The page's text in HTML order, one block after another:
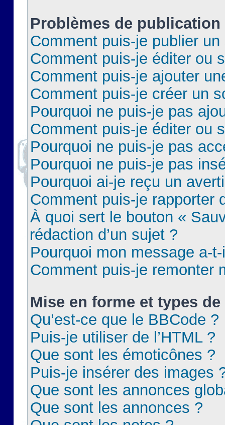
Problèmes de publication
Comment puis-je publier
Comment puis-je éditer ou
Comment puis-je ajouter
Comment puis-je créer un
Pourquoi ne puis-je pas
Comment puis-je éditer ou
Pourquoi ne puis-je pas
Pourquoi ne puis-je pas
Pourquoi ai-je reçu un
Comment puis-je rapporter
À quoi sert le bouton «
rédaction d’un sujet ?
Pourquoi mon message a-
Comment puis-je remonter
Mise en forme et types
Qu’est-ce que le BBCode ?
Puis-je utiliser de l’HTML ?
Que sont les émoticônes ?
Puis-je insérer des images
Que sont les annonces
Que sont les annonces ?